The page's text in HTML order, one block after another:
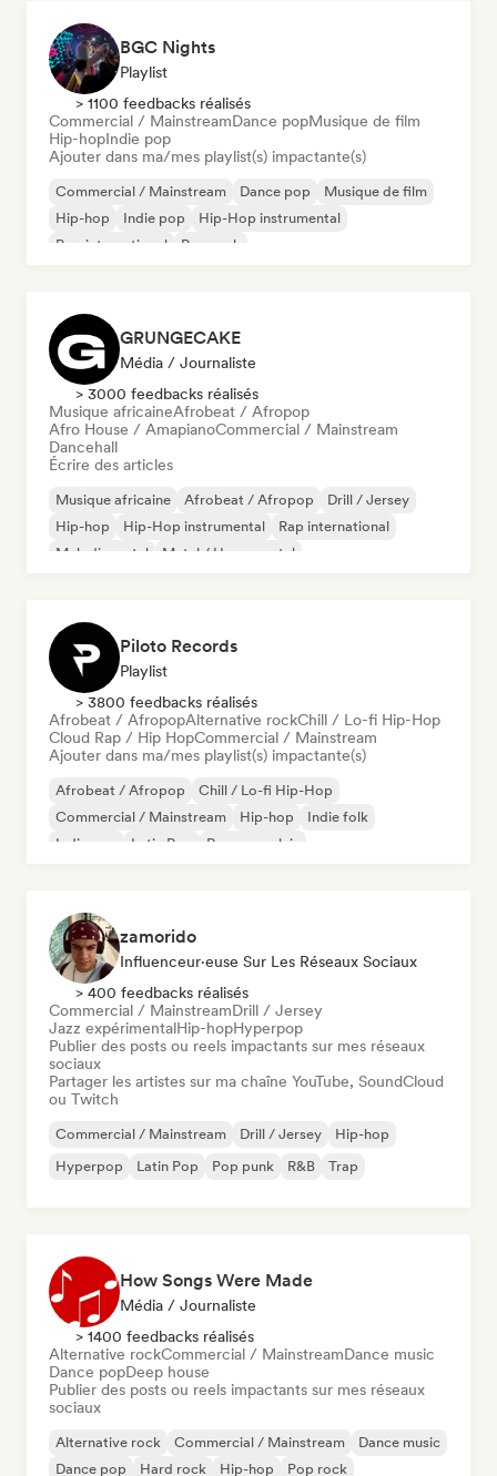
BGC Nights
Playlist
> 1100 feedbacks réalisés
Commercial / MainstreamDance popMusique de film
Hip-hopIndie pop
Ajouter dans ma/mes playlist(s) impactante(s)
Commercial / Mainstream Dance pop
Musique de film
Hip-hop
Indie pop
Hip-Hop instrumental
Pop international
Pop rock
GRUNGECAKE
Média / Journaliste
> 3000 feedbacks réalisés
Musique africaineAfrobeat / Afropop
Afro House / AmapianoCommercial / Mainstream
Dancehall
Écrire des articles
Musique africaine Afrobeat / Afropop
Drill / Jersey
Hip-hop
Hip-Hop instrumental
Rap international
Melodic metal
Metal / Heavy metal
Piloto Records
Playlist
> 3800 feedbacks réalisés
Afrobeat / AfropopAlternative rockChill / Lo-fi Hip-Hop
Cloud Rap / Hip HopCommercial / Mainstream
Ajouter dans ma/mes playlist(s) impactante(s)
Afrobeat / Afropop
Chill / Lo-fi Hip-Hop
Commercial / Mainstream
Hip-hop
Indie folk
Indie pop
Latin Pop Rap en anglais
zamorido
Influenceur·euse Sur Les Réseaux Sociaux
> 400 feedbacks réalisés
Commercial / MainstreamDrill / Jersey
Jazz expérimentalHip-hopHyperpop
Publier des posts ou reels impactants sur mes réseaux
sociaux
Partager les artistes sur ma chaîne YouTube, SoundCloud
ou Twitch
Commercial / Mainstream Drill / Jersey
Hip-hop
Hyperpop
Latin Pop Pop punk R&B Trap
How Songs Were Made
Média / Journaliste
> 1400 feedbacks réalisés
Alternative rockCommercial / MainstreamDance music
Dance popDeep house
Publier des posts ou reels impactants sur mes réseaux
sociaux
Alternative rock Commercial / Mainstream
Dance music
Dance pop
Hard rock Hip-hop
Pop rock